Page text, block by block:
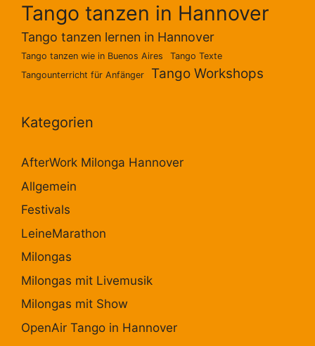
Tango tanzen in Hannover
Tango tanzen lernen in Hannover
Tango tanzen wie in Buenos Aires
Tango Texte
Tangounterricht für Anfänger
Tango Workshops
Kategorien
AfterWork Milonga Hannover
Allgemein
Festivals
LeineMarathon
Milongas
Milongas mit Livemusik
Milongas mit Show
OpenAir Tango in Hannover